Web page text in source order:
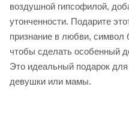
воздушной гипсофилой,
утонченности. Подарите
признание в любви, символ
чтобы сделать особенный
Это идеальный подарок
девушки или мамы.